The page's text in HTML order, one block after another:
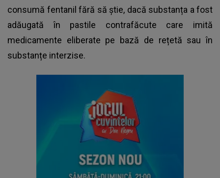
consumă fentanil fără să știe, dacă substanța a fost
adăugată în pastile contrafăcute care imită
medicamente eliberate pe bază de rețetă sau în
substanțe interzise.